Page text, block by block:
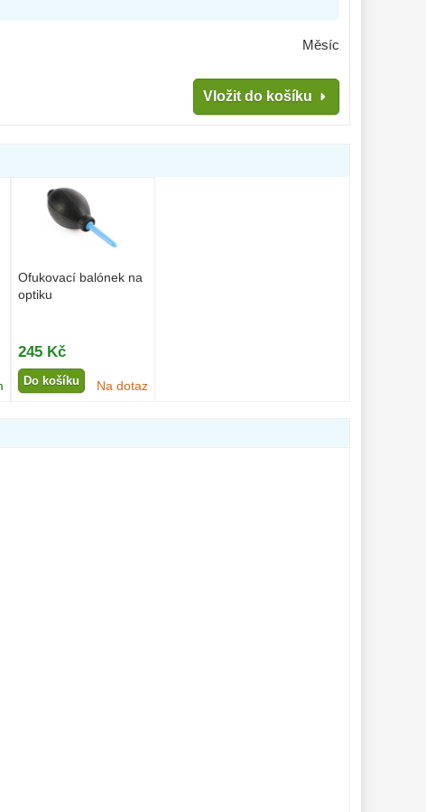
Měsíc
Vložit do košíku
Ofukovací balónek na
optiku
245 Kč
Do košíku Na dotaz